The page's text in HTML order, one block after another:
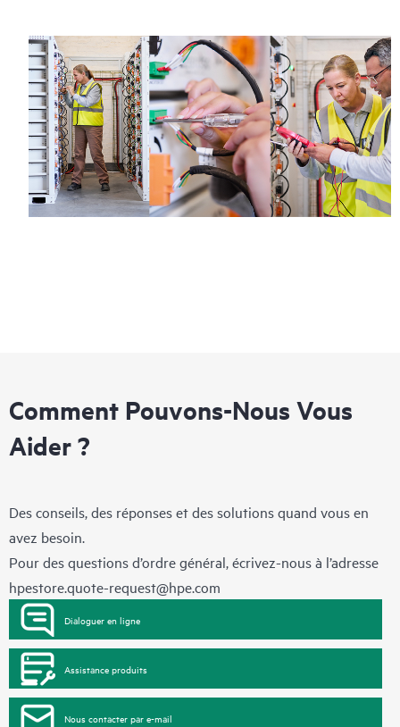
Comment Pouvons-Nous Vous
Aider ?
Des conseils, des réponses et des solutions quand vous en
avez besoin.
Pour des questions d’ordre général, écrivez-nous à l’adresse
hpestore.quote-request@hpe.com
Dialoguer en ligne
Assistance produits
Nous contacter par e-mail